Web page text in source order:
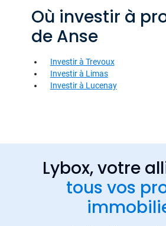
Où investir à
de Anse
Investir à Trevoux
Investir à Limas
Investir à Lucenay
Lybox, votre
tous vos